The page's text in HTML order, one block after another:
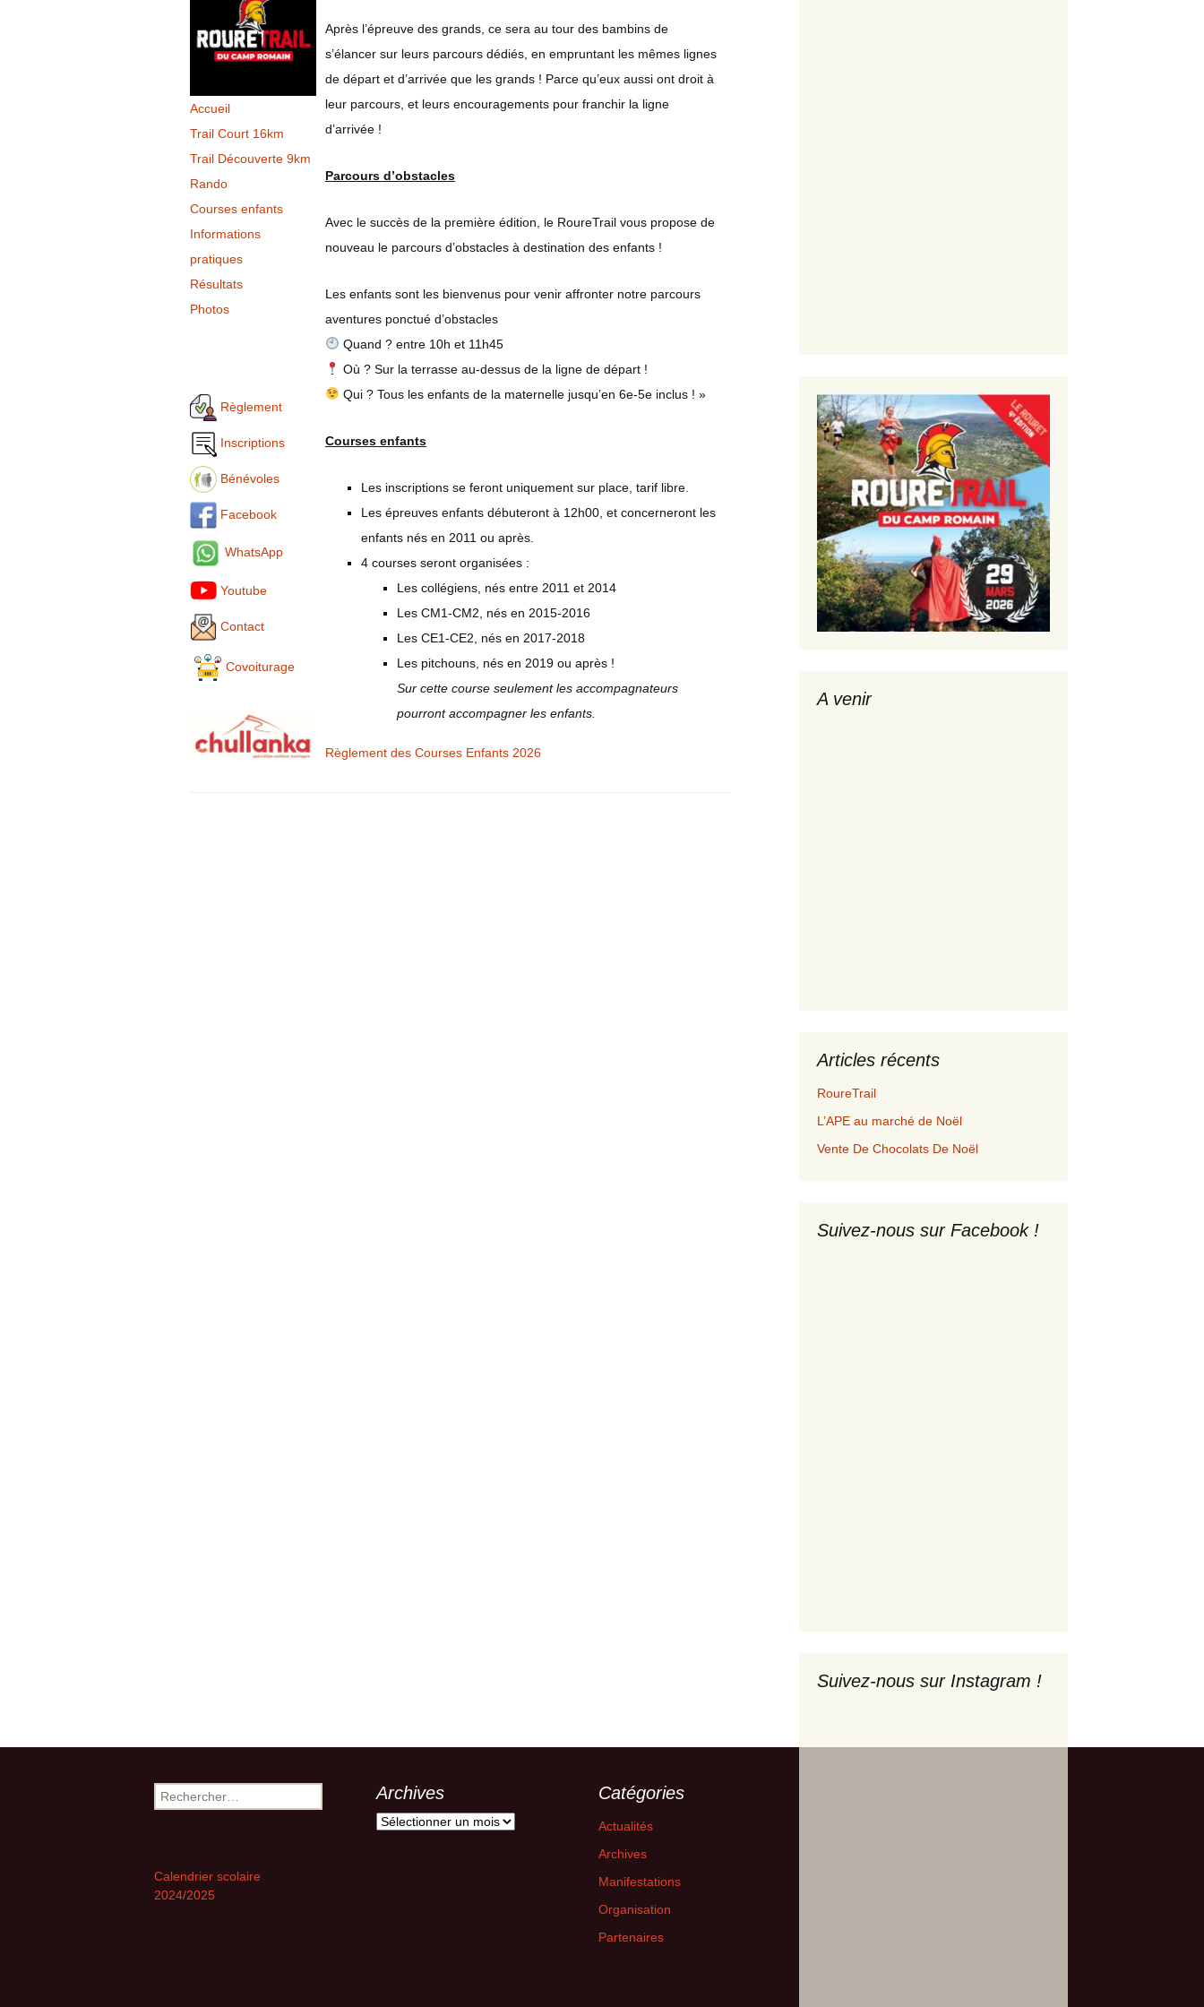
Vide-grenier
Accueil
Trail Court 16km
Trail Découverte 9km
Rando
Courses enfants
Informations
pratiques
Résultats
Photos
Règlement
Inscriptions
Bénévoles
Facebook
WhatsApp
Youtube
Contact
Covoiturage
Après l’épreuve des grands, ce sera au tour des bambins de
s’élancer sur leurs parcours dédiés, en empruntant les mêmes lignes
de départ et d’arrivée que les grands ! Parce qu’eux aussi ont droit à
leur parcours, et leurs encouragements pour franchir la ligne
d’arrivée !
Parcours d’obstacles
Avec le succès de la première édition, le RoureTrail vous propose de
nouveau le parcours d’obstacles à destination des enfants !
Les enfants sont les bienvenus pour venir affronter notre parcours
aventures ponctué d’obstacles
Quand ? entre 10h et 11h45
Où ? Sur la terrasse au-dessus de la ligne de départ !
Qui ? Tous les enfants de la maternelle jusqu’en 6e-5e inclus ! »
Courses enfants
Les inscriptions se feront uniquement sur place, tarif libre.
Les épreuves enfants débuteront à 12h00, et concerneront les
enfants nés en 2011 ou après.
4 courses seront organisées :
Les collégiens, nés entre 2011 et 2014
Les CM1-CM2, nés en 2015-2016
Les CE1-CE2, nés en 2017-2018
Les pitchouns, nés en 2019 ou après !
Sur cette course seulement les accompagnateurs
pourront accompagner les enfants.
Règlement des Courses Enfants 2026
A venir
Articles récents
RoureTrail
L’APE au marché de Noël
Vente De Chocolats De Noël
Suivez-nous sur Facebook !
Suivez-nous sur Instagram !
Rechercher : Archives
Archives
Catégories
Actualités
Archives
Manifestations
Organisation
Partenaires
Calendrier scolaire
2024/2025